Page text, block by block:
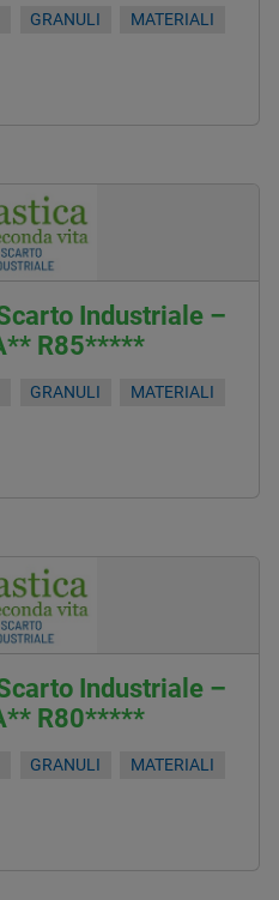
GRANULI
MATERIALI
Industriale –
R85*****
GRANULI
MATERIALI
Industriale –
R80*****
GRANULI
MATERIALI